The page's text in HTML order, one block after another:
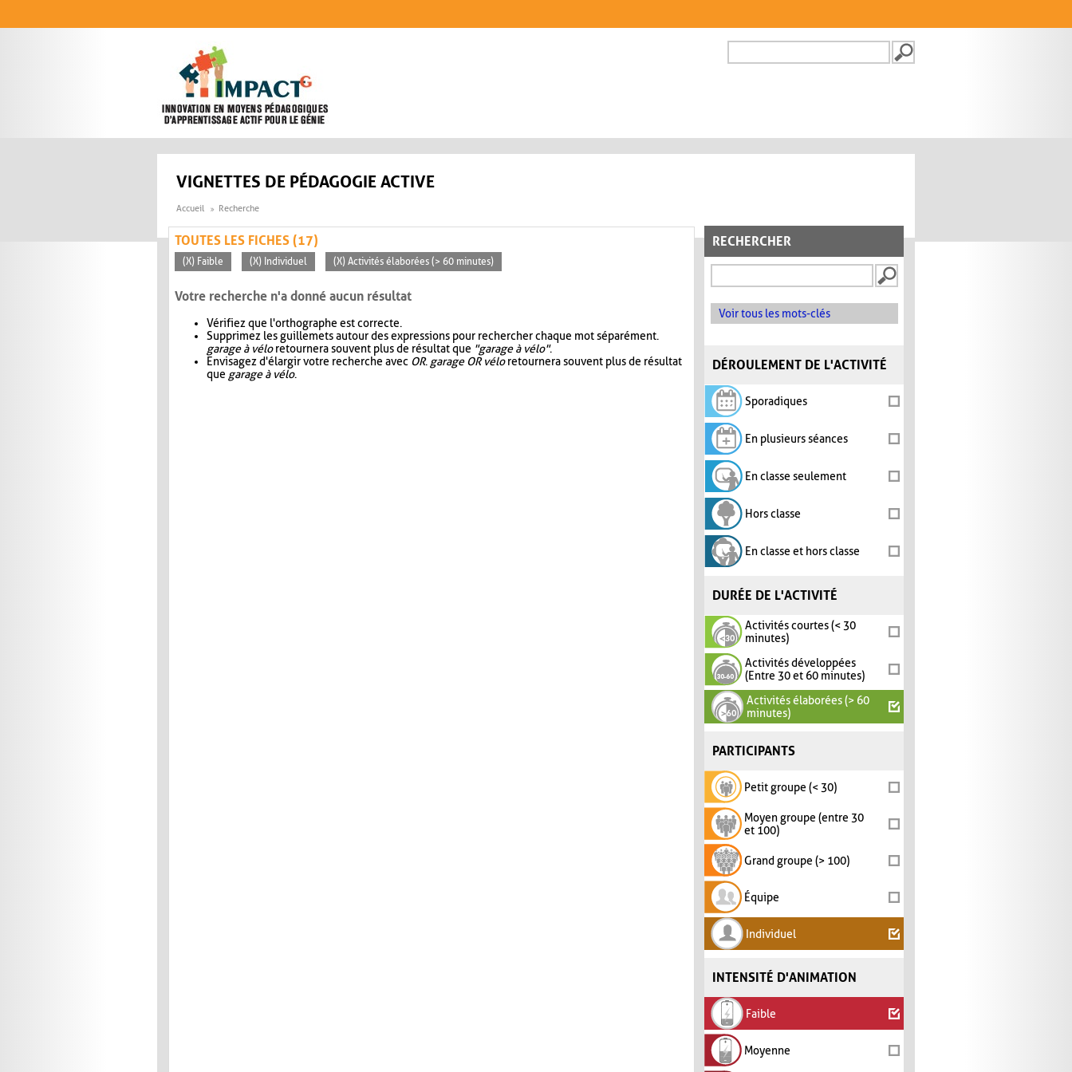
FORMULAIRE DE
VIGNETTES DE PÉDAGOGIE ACTIVE
Accueil Recherche
RECHERCHER
Voir tous les mots-clés
DÉROULEMENT DE L'ACTIVITÉ
Sporadiques
En plusieurs séances
En classe seulement
Hors classe
En classe et hors classe
DURÉE DE L'ACTIVITÉ
Activités courtes (< 30
minutes)
Activités développées
(Entre 30 et 60 minutes)
Activités élaborées (> 60
minutes)
PARTICIPANTS
Petit groupe (< 30)
Moyen groupe (entre 30
et 100)
Grand groupe (> 100)
Équipe
Individuel
INTENSITÉ D'ANIMATION
Faible
Moyenne
TOUTES LES FICHES (17)
(X) Faible (X) Individuel (X) Activités élaborées (> 60 minutes)
Votre recherche n'a donné aucun résultat
Vérifiez que l'orthographe est correcte.
Supprimez les guillemets autour des expressions pour rechercher chaque mot séparément.
garage à véloretournera souvent plus de résultat que "garage à vélo".
Envisagez d'élargir votre recherche avec OR. garage OR véloretournera souvent plus de résultat
que garage à vélo.